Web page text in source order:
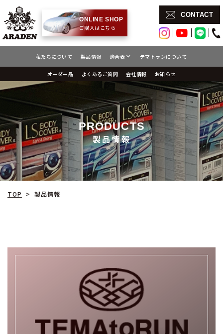
ONLINE SHOP
ご購入はこちら
CONTACT
私たちについて 製品情報 適合表 テマトランについて
オーダー品 よくあるご質問 会社情報 お知らせ
PRODUCTS
製品情報
TOP > 製品情報